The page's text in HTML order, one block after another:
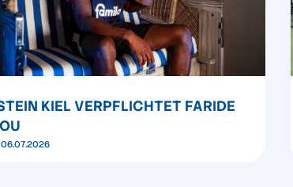
KIEL VERPFLICHTET FARIDE
06.07.2026